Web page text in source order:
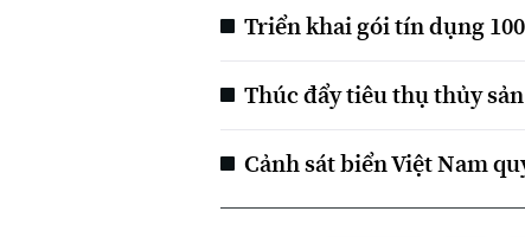
Triển khai gói tín dụng
Thúc đẩy tiêu thụ thủy
Cảnh sát biển Việt Nam